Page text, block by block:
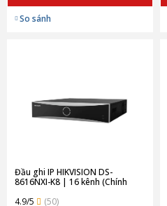
So sánh
Đầu ghi IP HIKVISION DS-
8616NXI-K8 | 16 kênh (Chính
4.9/5
(50)